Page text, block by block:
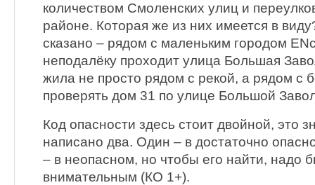
количеством Смоленских улиц и
районе. Которая же из них имеется в
сказано – рядом с маленьким городом
неподалёку проходит улица Большая
жила не просто рядом с рекой, а рядом с
проверять дом 31 по улице Большой
Код опасности здесь стоит двойной, это
написано два. Один – в достаточно
– в неопасном, но чтобы его найти, надо
внимательным (КО 1+).